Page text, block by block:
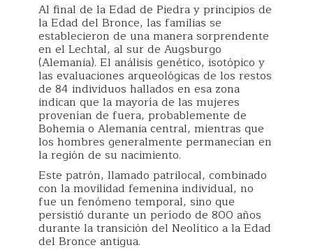
Al final de la Edad de Piedra y principios de
la Edad del Bronce, las familias se
establecieron de una manera sorprendente
en el Lechtal, al sur de Augsburgo
(Alemania). El análisis genético, isotópico y
las evaluaciones arqueológicas de los restos
de 84 individuos hallados en esa zona
indican que la mayoría de las mujeres
provenían de fuera, probablemente de
Bohemia o Alemania central, mientras que
los hombres generalmente permanecían en
la región de su nacimiento.
Este patrón, llamado patrilocal, combinado
con la movilidad femenina individual, no
fue un fenómeno temporal, sino que
persistió durante un período de 800 años
durante la transición del Neolítico a la Edad
del Bronce antigua.